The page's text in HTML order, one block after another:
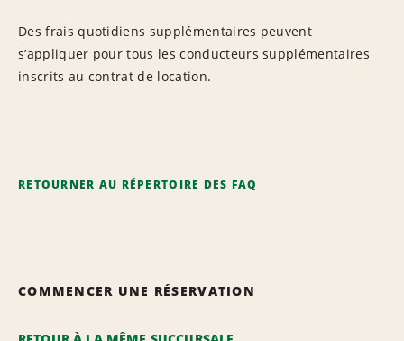
Des frais quotidiens supplémentaires peuvent
s’appliquer pour tous les conducteurs supplémentaires
inscrits au contrat de location.
RETOURNER AU RÉPERTOIRE DES FAQ
COMMENCER UNE RÉSERVATION